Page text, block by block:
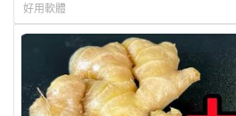
強
好用軟體